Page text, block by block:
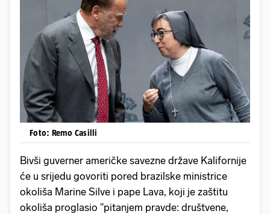
Foto: Remo Casilli
Bivši guverner američke savezne države Kalifornije
će u srijedu govoriti pored brazilske ministrice
okoliša Marine Silve i pape Lava, koji je zaštitu
okoliša proglasio "pitanjem pravde: društvene,